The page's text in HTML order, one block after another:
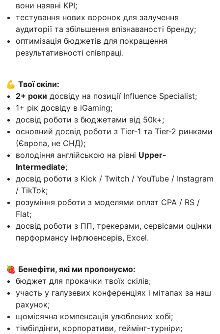
вони наявні KPI;
тестування нових воронок для залучення
аудиторії та збільшення впізнаваності бренду;
оптимізація бюджетів для покращення
результативності співпраці.
💪 Твої скіли:
2+ роки досвіду на позиції Influence Specialist;
1+ рік досвіду в iGaming;
досвід роботи з бюджетами від 50k+;
основний досвід роботи з Tier-1 та Tier-2 ринками
(Європа, не СНД);
володіння англійською на рівні Upper-
Intermediate;
досвід роботи з Kick / Twitch / YouTube / Instagram
/ TikTok;
розуміння роботи з моделями оплат CPA / RS /
Flat;
досвід роботи з ПП, трекерами, сервісами оцінки
перформансу інфлюенсерів, Excel.
🍓 Бенефіти, які ми пропонуємо:
бюджет для прокачки твоїх скілів;
участь у галузевих конференціях і мітапах за наш
рахунок;
щомісячна компенсація улюблених хобі;
тімбілдінги, корпоративи, геймінг-турніри;